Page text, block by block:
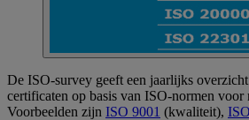
De ISO-survey geeft een jaarlijks
certificaten op basis van ISO-normen voor
Voorbeelden zijn ISO 9001 (kwaliteit),